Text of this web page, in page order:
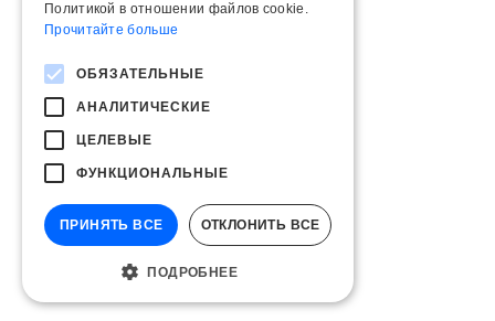
Политикой в ​​отношении файлов cookie.
Прочитайте больше
ОБЯЗАТЕЛЬНЫЕ
АНАЛИТИЧЕСКИЕ
ЦЕЛЕВЫЕ
ФУНКЦИОНАЛЬНЫЕ
ПРИНЯТЬ ВСЕ ОТКЛОНИТЬ ВСЕ
ПОДРОБНЕЕ